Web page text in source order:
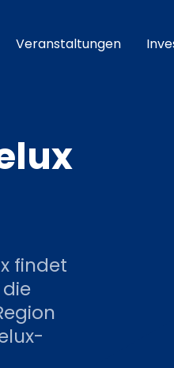
Veranstaltungen
findet